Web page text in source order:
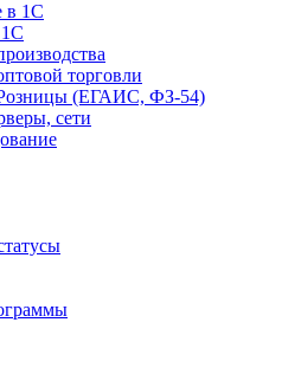
в 1С
торговли
(ЕГАИС, ФЗ-54)
сети